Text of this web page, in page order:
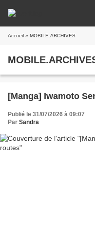
Accueil » MOBILE.ARCHIVES
[Manga] Iwamoto
Publié le 31/07/2026 à 09:07
Par Sandra